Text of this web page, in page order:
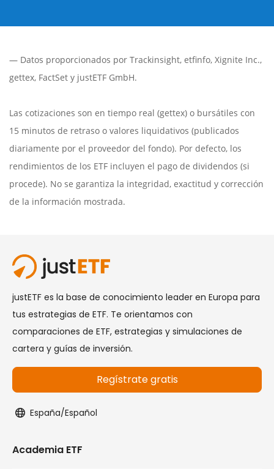
— Datos proporcionados por Trackinsight, etfinfo, Xignite Inc.,
gettex, FactSet y justETF GmbH.
Las cotizaciones son en tiempo real (gettex) o bursátiles con
15 minutos de retraso o valores liquidativos (publicados
diariamente por el proveedor del fondo). Por defecto, los
rendimientos de los ETF incluyen el pago de dividendos (si
procede). No se garantiza la integridad, exactitud y corrección
de la información mostrada.